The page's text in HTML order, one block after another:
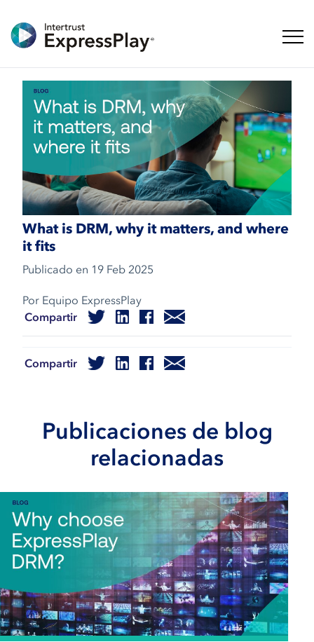
What is DRM, why it matters, and where
it fits
Publicado en 19 Feb 2025
Por Equipo ExpressPlay
Compartir
Compartir
Publicaciones de blog
relacionadas